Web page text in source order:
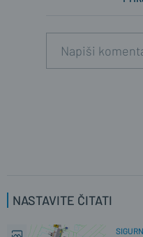
NASTAVITE ČITATI